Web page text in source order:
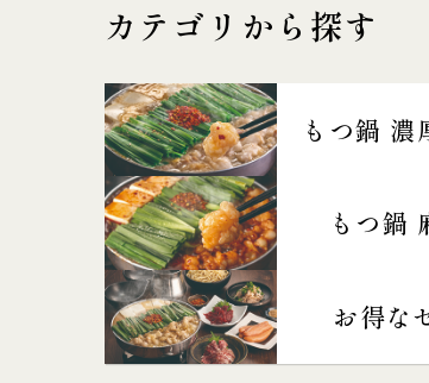
カテゴリから探す
もつ鍋 濃
もつ鍋
お得な